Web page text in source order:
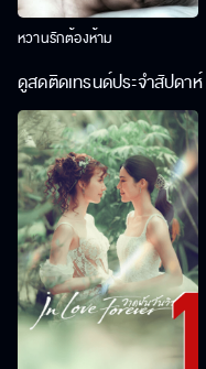
หวานรักต้องห้าม
ดูสดติดเทรนด์ประจำสัปดาห์